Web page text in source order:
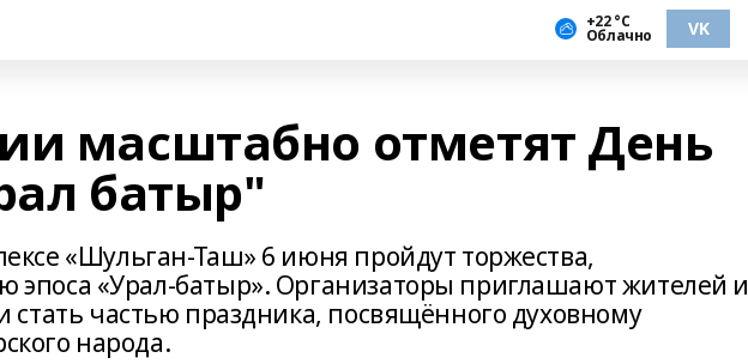
+22 °С
Облачно VK
масштабно отметят День
батыр"
«Шульган-Таш» 6 июня пройдут торжества,
«Урал-батыр». Организаторы приглашают жителей и
стать частью праздника, посвящённого духовному
народа.